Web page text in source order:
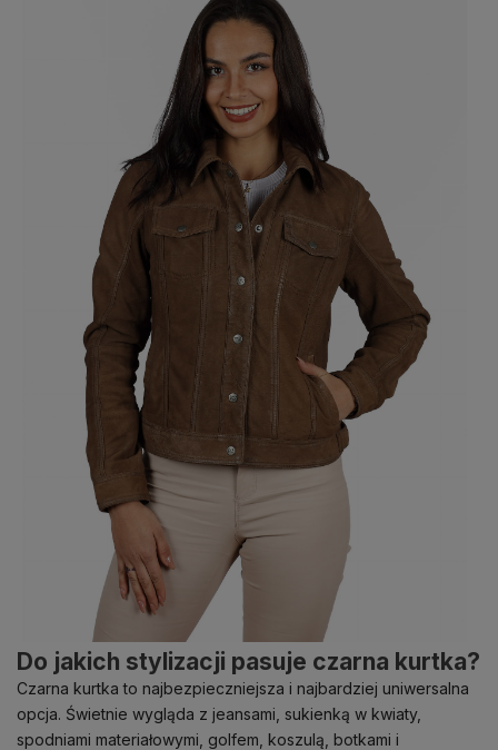
Do jakich stylizacji pasuje czarna kurtka?
Czarna kurtka to najbezpieczniejsza i najbardziej uniwersalna
opcja. Świetnie wygląda z jeansami, sukienką w kwiaty,
spodniami materiałowymi, golfem, koszulą, botkami i